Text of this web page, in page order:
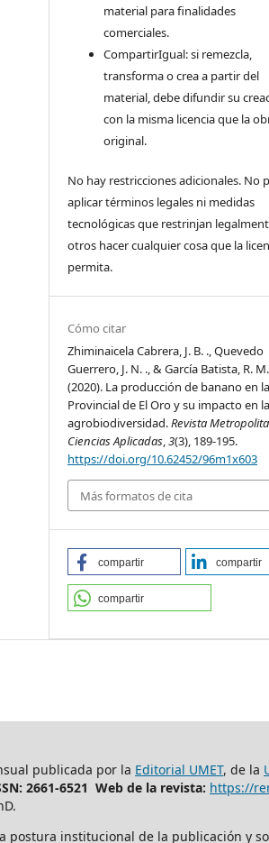
material para finalidades
comerciales.
CompartirIgual: si remezcla,
transforma o crea a partir del
material, debe difundir su
con la misma licencia que la
original.
No hay restricciones adicionales. No
aplicar términos legales ni medidas
tecnológicas que restrinjan
otros hacer cualquier cosa que la
permita.
Cómo citar
Zhiminaicela Cabrera, J. B. ., Quevedo
Guerrero, J. N. ., & García Batista, R.
(2020). La producción de banano en la
Provincial de El Oro y su impacto en la
agrobiodiversidad.Revista
Ciencias Aplicadas,3(3), 189-195.
https://doi.org/10.62452/96m1x603
Más formatos de cita
compartir compartir
compartir
publicada por la Editorial UMET, de la
2661-6521 Web de la revista: https://
institucional de la publicación y